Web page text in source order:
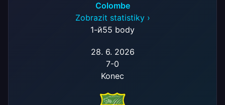
Colombe
Zobrazit statistiky ›
1-й55 body
28. 6. 2026
7-0
Konec